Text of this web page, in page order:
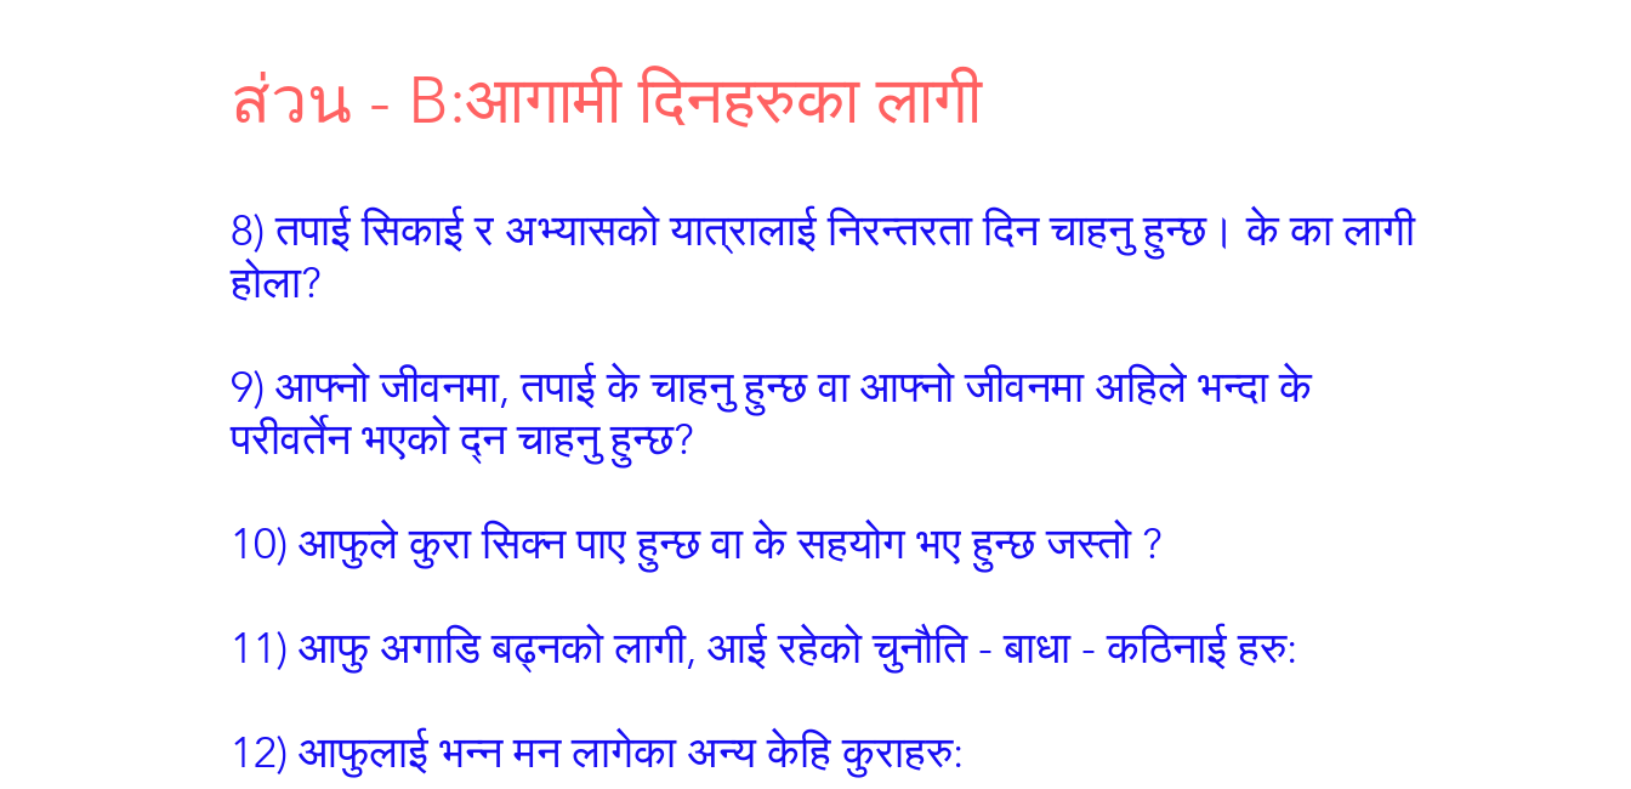
ส่วน - B:आगामी दिनहरुका लागी
8) तपाई सिकाई र अभ्यासको यात्रालाई निरन्तरता दिन चाहनु हुन्छ। के का लागी
होला?
9) आफ्नो जीवनमा, तपाई के चाहनु हुन्छ वा आफ्नो जीवनमा अहिले भन्दा के
परीवर्तेन भएको द्न चाहनु हुन्छ?
10) आफुले कुरा सिक्न पाए हुन्छ वा के सहयोग भए हुन्छ जस्तो ?
11) आफु अगाडि बढ्नको लागी, आई रहेको चुनौति - बाधा - कठिनाई हरु:
12) आफुलाई भन्न मन लागेका अन्य केहि कुराहरु: